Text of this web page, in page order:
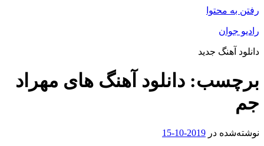
جدید
دانلود آهنگ های مهراد
در 2019-10-15